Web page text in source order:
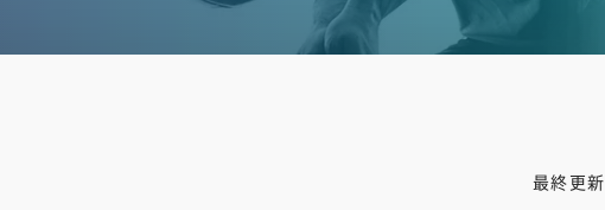
最終更新